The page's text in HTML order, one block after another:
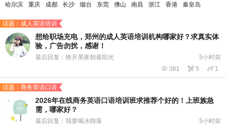
哈尔滨
重庆 成都 长沙 烟台 东莞 佛山 南昌 浙江 香港 秦皇岛
话题：成人英语培训
想给职场充电，郑州的成人英语培训机构哪家好？求真实体
验，广告勿扰，感谢！
最后回复：推开黑夜朝着阳光 5小时前
 381  5  1
话题：商务英语口语
2026年在线商务英语口语培训班求推荐个好的！上班族急
需，哪家好？
最后回复：我要喝冰阔落 5小时前